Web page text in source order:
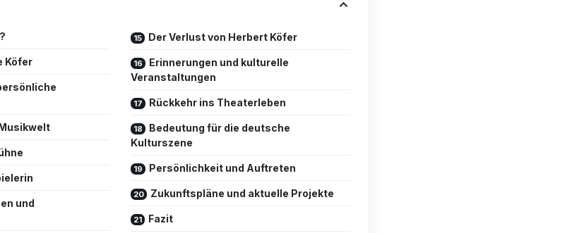
Köfer
und
Der Verlust von Herbert Köfer
Erinnerungen und kulturelle
Veranstaltungen
Rückkehr ins Theaterleben
Bedeutung für die deutsche
Kulturszene
Persönlichkeit und Auftreten
Zukunftspläne und aktuelle Projekte
Fazit